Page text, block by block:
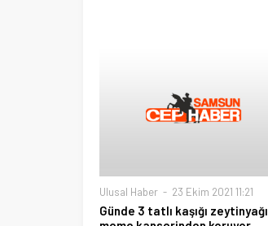
Ulusal Haber 23 Ekim 2021 11:21
Günde 3 tatlı kaşığı zeytinyağı